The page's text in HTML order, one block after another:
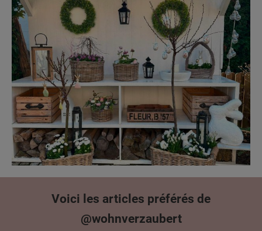
Voici les articles préférés de
@wohnverzaubert